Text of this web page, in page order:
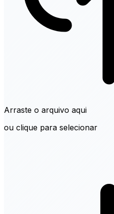
Arraste o arquivo aqui
ou clique para selecionar